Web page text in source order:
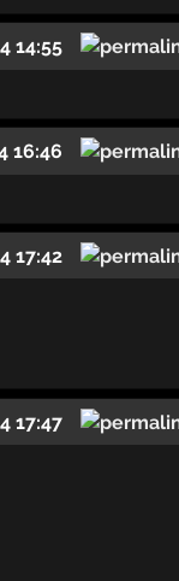
14:55
16:46
17:42
17:47